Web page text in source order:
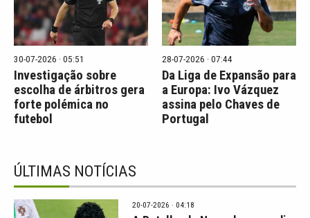
30-07-2026 · 05:51
Investigação sobre
escolha de árbitros gera
forte polémica no
futebol
28-07-2026 · 07:44
Da Liga de Expansão para
a Europa: Ivo Vázquez
assina pelo Chaves de
Portugal
ÚLTIMAS NOTÍCIAS
20-07-2026 · 04:18